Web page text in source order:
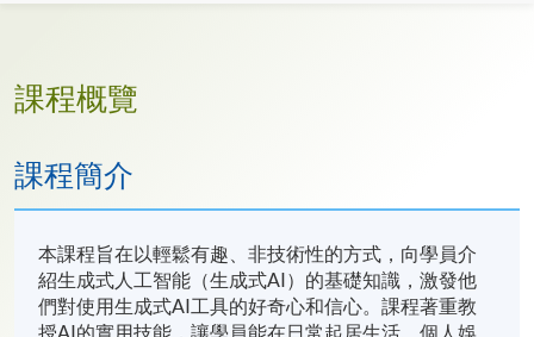
課程概覽
課程簡介
本課程旨在以輕鬆有趣、非技術性的方式，向學員介
紹生成式人工智能（生成式AI）的基礎知識，激發他
們對使用生成式AI工具的好奇心和信心。課程著重教
授AI的實用技能，讓學員能在日常起居生活、個人娛